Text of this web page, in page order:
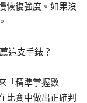
恢復強度。如果沒
這支手錶？
「精準掌握數
比賽中做出正確判